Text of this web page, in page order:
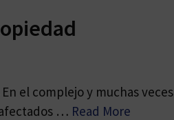
el complejo y muchas veces
… Read More